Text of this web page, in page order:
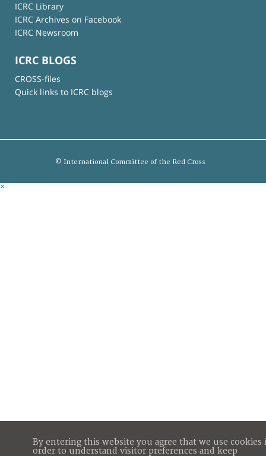
ICRC Library
ICRC Archives on Facebook
ICRC Newsroom
ICRC BLOGS
CROSS-files
Quick links to ICRC blogs
© International Committee of the Red Cross
×
By entering this website you agree that we use cookies
order to understand visitor preferences and keep